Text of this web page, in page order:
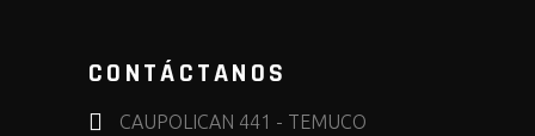
CONTÁCTANOS
CAUPOLICAN 441 - TEMUCO